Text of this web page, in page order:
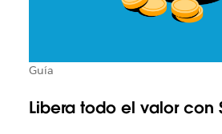
Guía
Libera todo el valor con